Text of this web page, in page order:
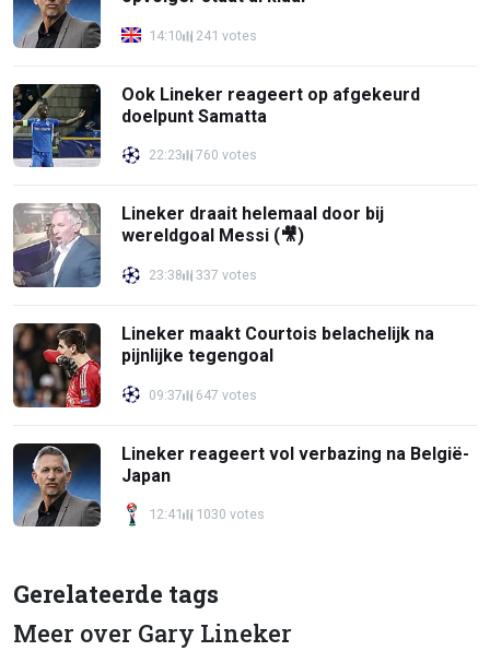
14:10 241 votes
Ook Lineker reageert op afgekeurd
doelpunt Samatta
22:23 760 votes
Lineker draait helemaal door bij
wereldgoal Messi (🎥)
23:38 337 votes
Lineker maakt Courtois belachelijk na
pijnlijke tegengoal
09:37 647 votes
Lineker reageert vol verbazing na België-
Japan
12:41 1030 votes
Gerelateerde tags
Meer over Gary Lineker